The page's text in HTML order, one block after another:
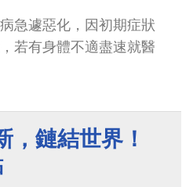
急遽惡化，因初期症狀
若有身體不適盡速就醫
，鏈結世界！